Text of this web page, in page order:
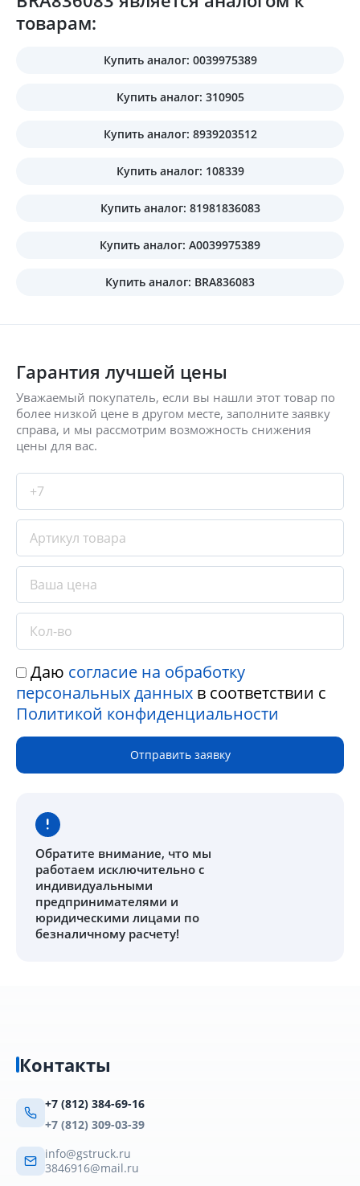
товарам:
Купить аналог: 0039975389
Купить аналог: 310905
Купить аналог: 8939203512
Купить аналог: 108339
Купить аналог: 81981836083
Купить аналог: A0039975389
Купить аналог: BRA836083
Гарантия лучшей цены
Уважаемый покупатель, если вы нашли этот товар по
более низкой цене в другом месте, заполните заявку
справа, и мы рассмотрим возможность снижения
цены для вас.
Даю согласие на обработку
персональных данных в соответствии с
Политикой конфиденциальности
Отправить заявку
Обратите внимание, что мы
работаем исключительно с
индивидуальными
предпринимателями и
юридическими лицами по
безналичному расчету!
Контакты
+7 (812) 384-69-16
+7 (812) 309-03-39
info@gstruck.ru
3846916@mail.ru